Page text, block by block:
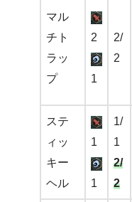
マル
チト
ラッ
プ
2
1
2/
2
ステ
ィッ
キー
ヘル
1
1
1/
1
2/
2